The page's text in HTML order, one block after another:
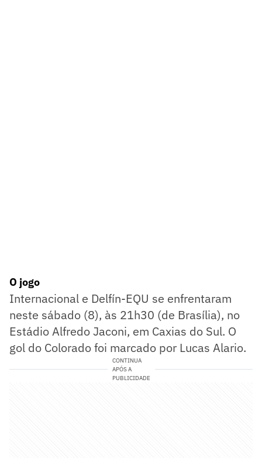
O jogo
Internacional e Delfín-EQU se enfrentaram
neste sábado (8), às 21h30 (de Brasília), no
Estádio Alfredo Jaconi, em Caxias do Sul. O
gol do Colorado foi marcado por Lucas Alario.
CONTINUA
APÓS A
PUBLICIDADE